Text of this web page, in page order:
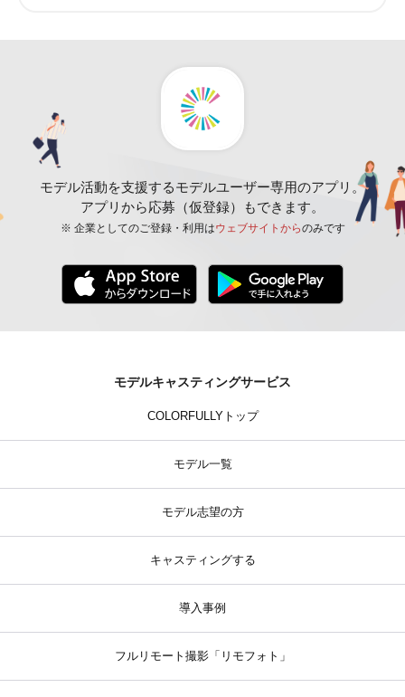
モデル活動を支援するモデルユーザー専用のアプリ。
アプリから応募（仮登録）もできます。
※ 企業としてのご登録・利用はウェブサイトからのみです
モデルキャスティングサービス
COLORFULLYトップ
モデル一覧
モデル志望の方
キャスティングする
導入事例
フルリモート撮影「リモフォト」